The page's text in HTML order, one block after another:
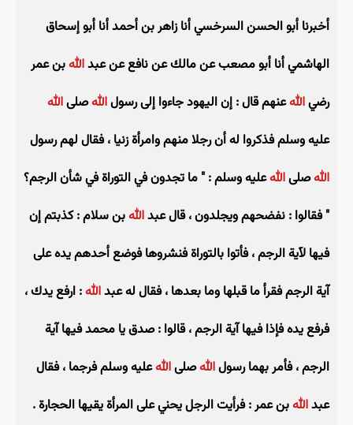
أخبرنا أبو الحسن السرخسي أنا زاهر بن أحمد أنا أبو إسحاق
الهاشمي أنا أبو مصعب عن مالك عن نافع عن عبداللهبن عمر
رضياللهعنهم قال : إن اليهود جاءوا إلى رسولاللهصلىالله
عليه وسلم فذكروا له أن رجلا منهم وامرأة زنيا ، فقال لهم رسول
اللهصلىاللهعليه وسلم : " ما تجدون في التوراة في شأن الرجم؟
" فقالوا : نفضحهم ويجلدون ، قال عبداللهبن سلام : كذبتم إن
فيها لآية الرجم ، فأتوا بالتوراة فنشروها فوضع أحدهم يده على
آية الرجم فقرأ ما قبلها وما بعدها ، فقال له عبدالله: ارفع يدك ،
فرفع يده فإذا فيها آية الرجم ، قالوا : صدق يا محمد فيها آية
الرجم ، فأمر بهما رسولاللهصلىاللهعليه وسلم فرجما ، فقال
عبداللهبن عمر : فرأيت الرجل يحني على المرأة يقيها الحجارة .